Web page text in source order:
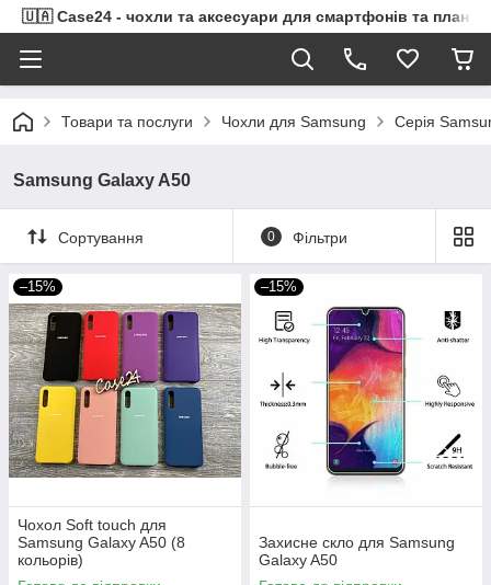
🇺🇦 Case24 - чохли та аксесуари для смартфонів та
Товари та послуги Чохли для Samsung Серія
Samsung Galaxy A50
Сортування 0 Фільтри
–15%
Чохол Soft touch для
Samsung Galaxy A50 (8
кольорів)
–15%
Захисне скло для Samsung
Galaxy A50